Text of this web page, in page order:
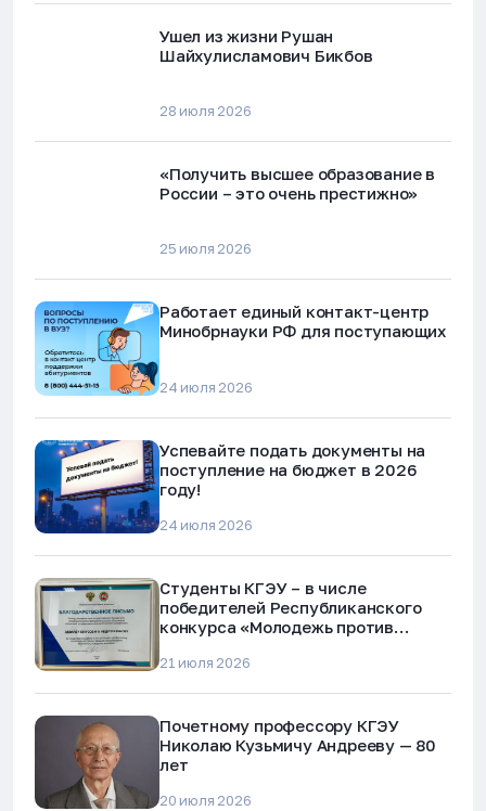
Ушел из жизни Рушан
Шайхулисламович Бикбов
28 июля 2026
«Получить высшее образование в
России – это очень престижно»
25 июля 2026
Работает единый контакт-центр
Минобрнауки РФ для поступающих
24 июля 2026
Успевайте подать документы на
поступление на бюджет в 2026
году!
24 июля 2026
Студенты КГЭУ – в числе
победителей Республиканского
конкурса «Молодежь против
мошенничества»
21 июля 2026
Почетному профессору КГЭУ
Николаю Кузьмичу Андрееву — 80
лет
20 июля 2026